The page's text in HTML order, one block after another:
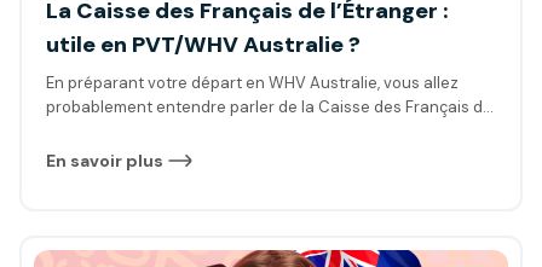
La Caisse des Français de l’Étranger :
utile en PVT/WHV Australie ?
En préparant votre départ en WHV Australie, vous allez
probablement entendre parler de la Caisse des Français de
situation. On vous en dit plus, afin que vous puissiez faire
En savoir plus